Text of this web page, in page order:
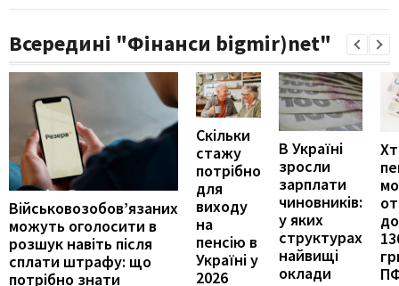
Всередині "Фінанси bigmir)net"
Військовозобов’язаних
можуть оголосити в
розшук навіть після
сплати штрафу: що
потрібно знати
Скільки
стажу
потрібно
для
виходу
на
пенсію в
Україні у
2026
В Україні
зросли
зарплати
чиновників:
у яких
структурах
найвищі
оклади